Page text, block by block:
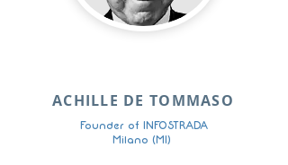
ACHILLE DE TOMMASO
Founder of INFOSTRADA
Milano (MI)